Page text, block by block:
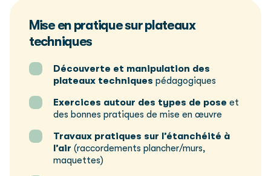
Mise en pratique sur plateaux
techniques
Découverte et manipulation des
plateaux techniques pédagogiques
Exercices autour des types de pose et
des bonnes pratiques de mise en œuvre
Travaux pratiques sur l’étanchéité à
l’air (raccordements plancher/murs,
maquettes)